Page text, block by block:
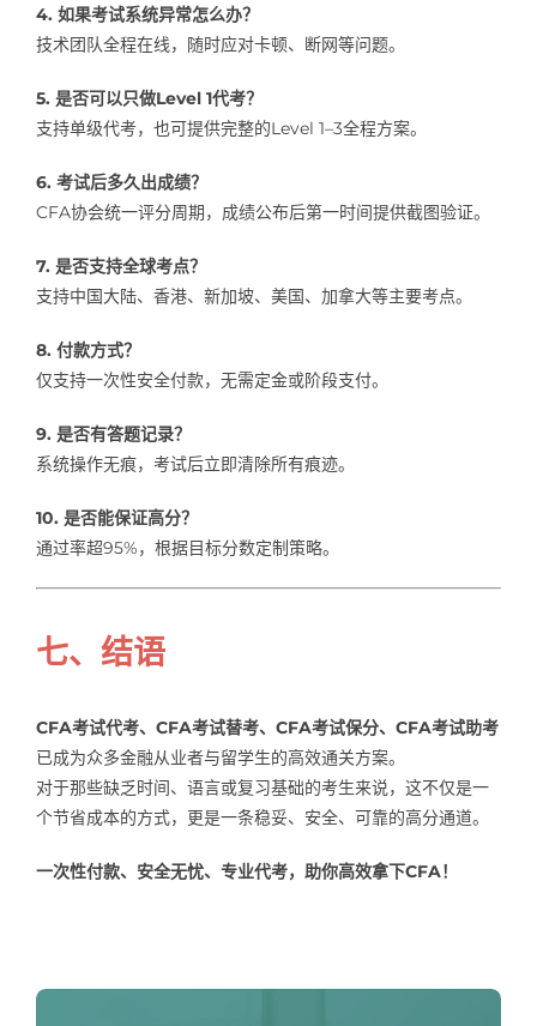
4. 如果考试系统异常怎么办？
技术团队全程在线，随时应对卡顿、断网等问题。
5. 是否可以只做Level 1代考？
支持单级代考，也可提供完整的Level 1–3全程方案。
6. 考试后多久出成绩？
CFA协会统一评分周期，成绩公布后第一时间提供截图验证。
7. 是否支持全球考点？
支持中国大陆、香港、新加坡、美国、加拿大等主要考点。
8. 付款方式？
仅支持一次性安全付款，无需定金或阶段支付。
9. 是否有答题记录？
系统操作无痕，考试后立即清除所有痕迹。
10. 是否能保证高分？
通过率超95%，根据目标分数定制策略。
七、结语
CFA考试代考、CFA考试替考、CFA考试保分、CFA考试助考
已成为众多金融从业者与留学生的高效通关方案。
对于那些缺乏时间、语言或复习基础的考生来说，这不仅是一
个节省成本的方式，更是一条稳妥、安全、可靠的高分通道。
一次性付款、安全无忧、专业代考，助你高效拿下CFA！